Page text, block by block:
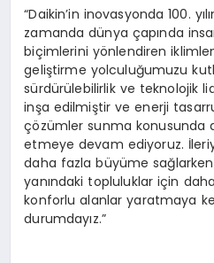
“Daikin’in inovasyonda 100.
zamanda dünya çapında
biçimlerini yönlendiren
geliştirme yolculuğumuzu
sürdürülebilirlik ve teknolojik
inşa edilmiştir ve enerji
çözümler sunma konusunda
etmeye devam ediyoruz.
daha fazla büyüme
yanındaki topluluklar için
konforlu alanlar yaratmaya
durumdayız.”